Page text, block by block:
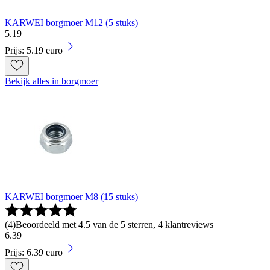
KARWEI borgmoer M12 (5 stuks)
5.19
Prijs: 5.19 euro
Bekijk alles in borgmoer
KARWEI borgmoer M8 (15 stuks)
(4)Beoordeeld met 4.5 van de 5 sterren, 4 klantreviews
6.39
Prijs: 6.39 euro